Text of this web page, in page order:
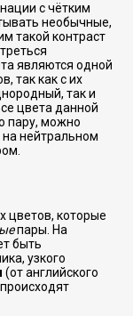
с чётким
необычные,
такой контраст
являются одной
так как с их
так и
цвета данной
пару, можно
на нейтральном
цветов, которые
пары. На
быть
узкого
(от английского